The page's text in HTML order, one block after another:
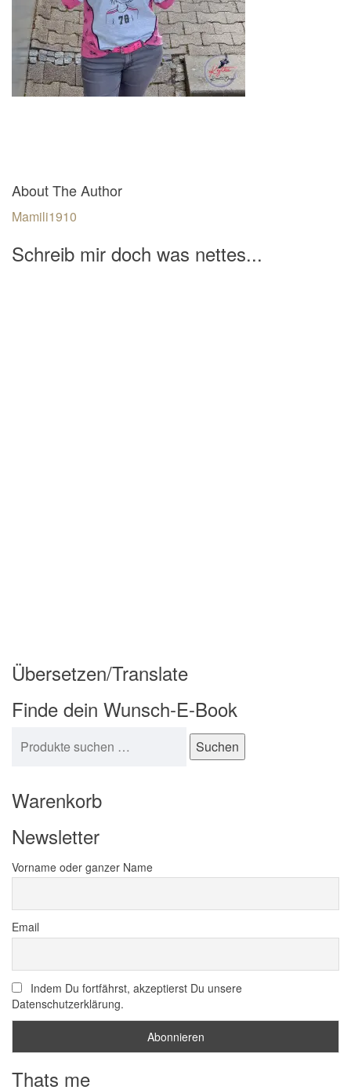
About The Author
Mamili1910
Schreib mir doch was nettes...
Übersetzen/Translate
Finde dein Wunsch-E-Book
Suchen
Warenkorb
Newsletter
Vorname oder ganzer Name
Email
Indem Du fortfährst, akzeptierst Du unsere
Datenschutzerklärung.
Thats me